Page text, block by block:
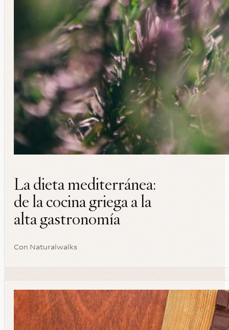
La dieta mediterránea:
de la cocina griega a la
alta gastronomía
Con Naturalwalks